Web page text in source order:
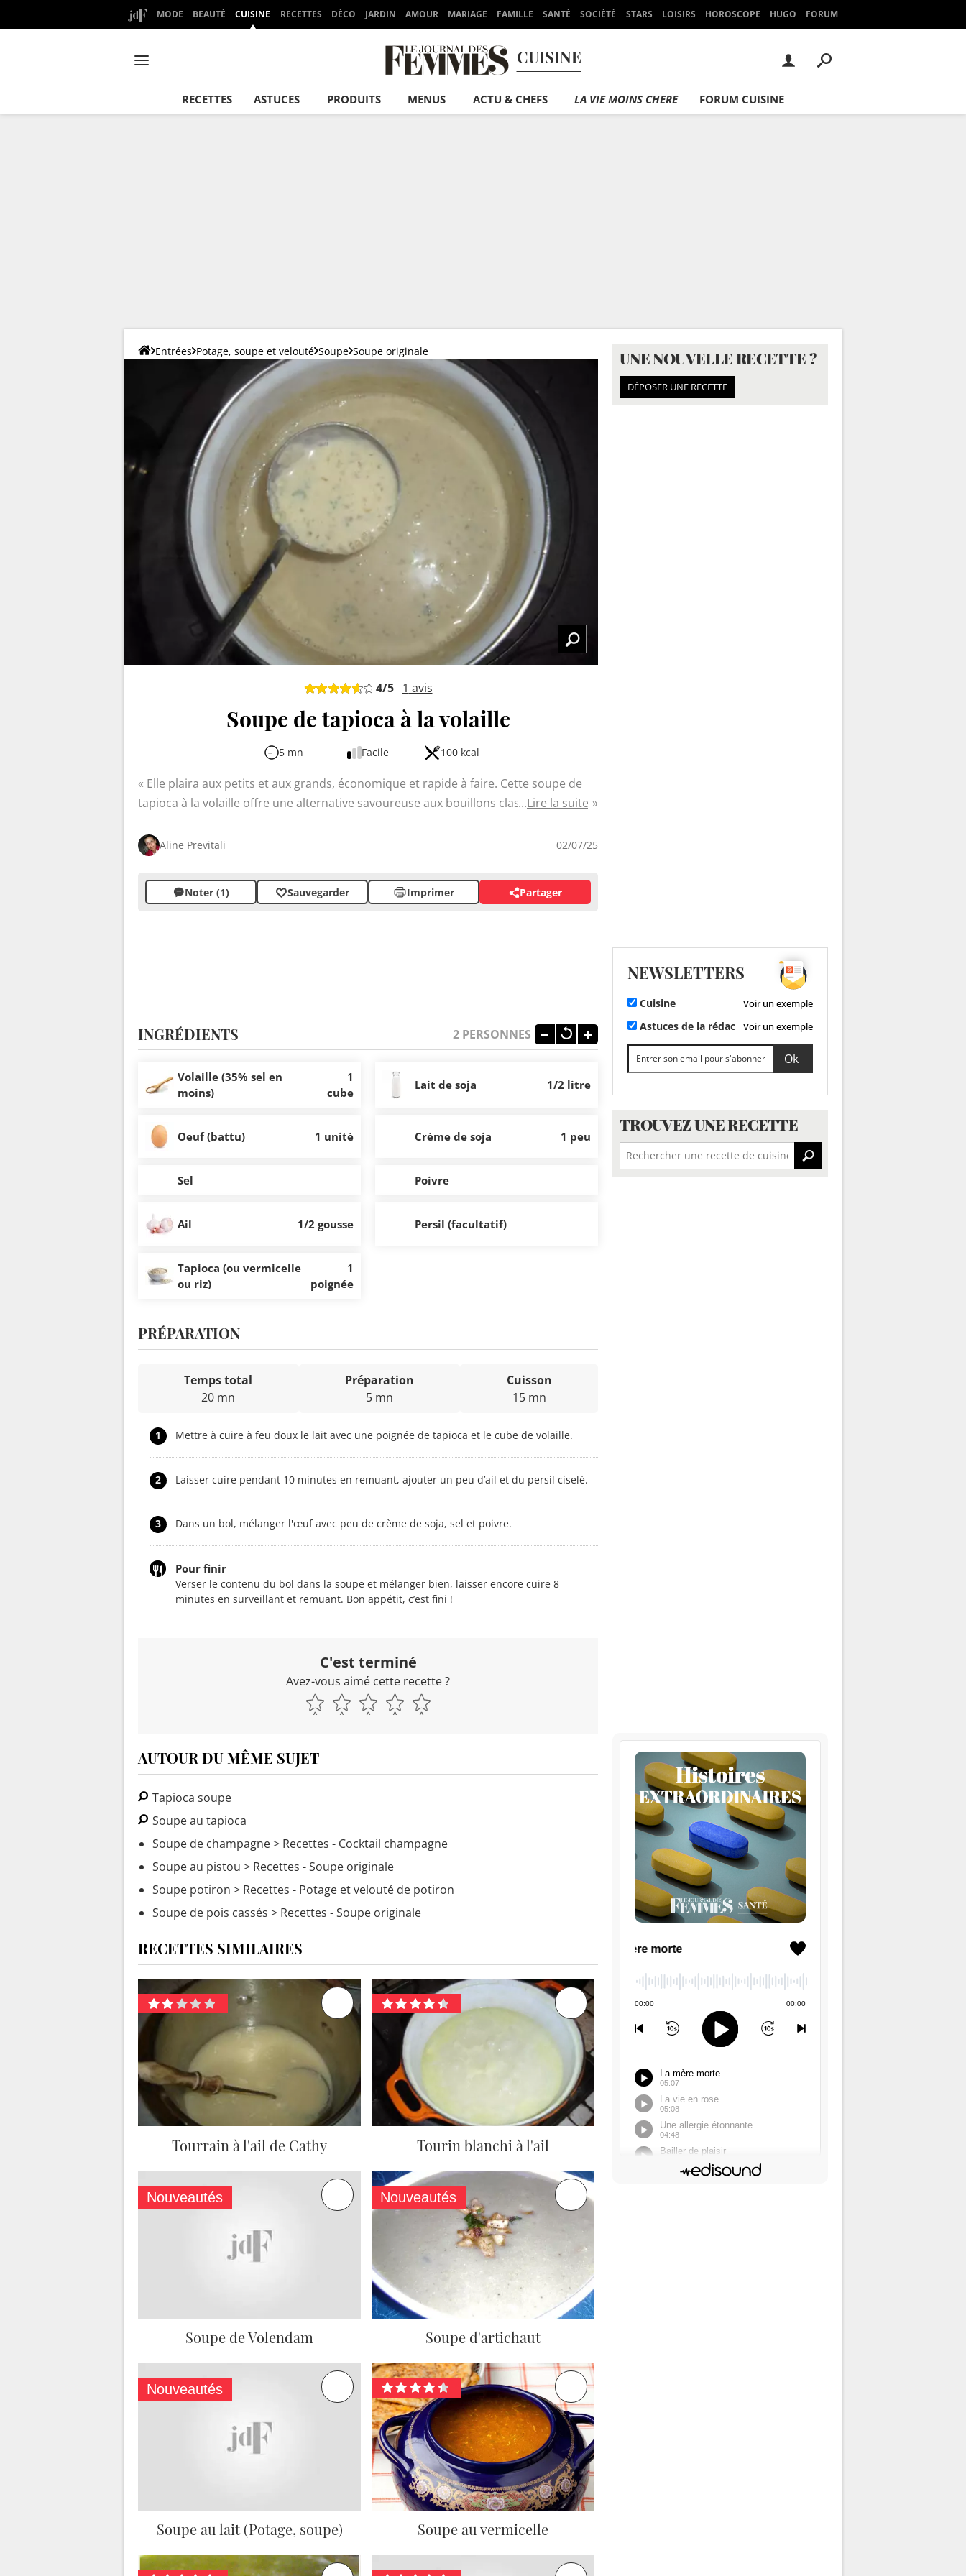
MODE BEAUTÉ CUISINE RECETTES DÉCO JARDIN AMOUR MARIAGE FAMILLE SANTÉ SOCIÉTÉ STARS LOISIRS HOROSCOPE HUGO FORUM
CUISINE
RECETTES ASTUCES PRODUITS MENUS ACTU & CHEFS LA VIE MOINS CHERE FORUM CUISINE
Entrées Potage, soupe et velouté Soupe Soupe originale
4/5 1 avis
Soupe de tapioca à la volaille
5 mn Facile 100 kcal
Elle plaira aux petits et aux grands, économique et rapide à faire. Cette soupe de
tapioca à la volaille offre une alternative savoureuse aux bouillons classiques, avec
complet ravira les papilles des petits comme des grands. Les perles de tapioca
gonflent doucement dans le bouillon, créant une texture amusante en bouche.
Lire la suite
Aline Previtali 02/07/25
Noter (1) Sauvegarder Imprimer Partager
INGRÉDIENTS 2 PERSONNES
Volaille (35% sel en
moins)
1
cube
Lait de soja 1/2 litre
Oeuf (battu) 1 unité Crème de soja 1 peu
Sel Poivre
Ail 1/2 gousse Persil (facultatif)
Tapioca (ou vermicelle
ou riz)
1
poignée
PRÉPARATION
Temps total
20 mn
Préparation
5 mn
Cuisson
15 mn
1 Mettre à cuire à feu doux le lait avec une poignée de tapioca et le cube de volaille.
2 Laisser cuire pendant 10 minutes en remuant, ajouter un peu d’ail et du persil ciselé.
3 Dans un bol, mélanger l'œuf avec peu de crème de soja, sel et poivre.
Pour finir
Verser le contenu du bol dans la soupe et mélanger bien, laisser encore cuire 8
minutes en surveillant et remuant. Bon appétit, c’est fini !
C'est terminé
Avez-vous aimé cette recette ?
AUTOUR DU MÊME SUJET
Tapioca soupe
Soupe au tapioca
Soupe de champagne> Recettes - Cocktail champagne
Soupe au pistou > Recettes - Soupe originale
Soupe potiron > Recettes - Potage et velouté de potiron
Soupe de pois cassés > Recettes - Soupe originale
RECETTES SIMILAIRES
Tourrain à l'ail de Cathy Tourin blanchi à l'ail
Nouveautés
Soupe de Volendam
Nouveautés
Soupe d'artichaut
Nouveautés
Soupe au lait (Potage, soupe) Soupe au vermicelle
UNE NOUVELLE RECETTE ?
DÉPOSER UNE RECETTE
NEWSLETTERS
Cuisine Voir un exemple
Astuces de la rédac Voir un exemple
TROUVEZ UNE RECETTE